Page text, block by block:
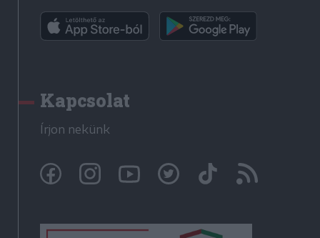
Kapcsolat
Írjon nekünk